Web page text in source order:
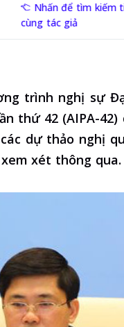
Nhấn để tìm kiếm
cùng tác giả
trình nghị sự
thứ 42 (AIPA-
dự thảo nghị
xét thông qua.